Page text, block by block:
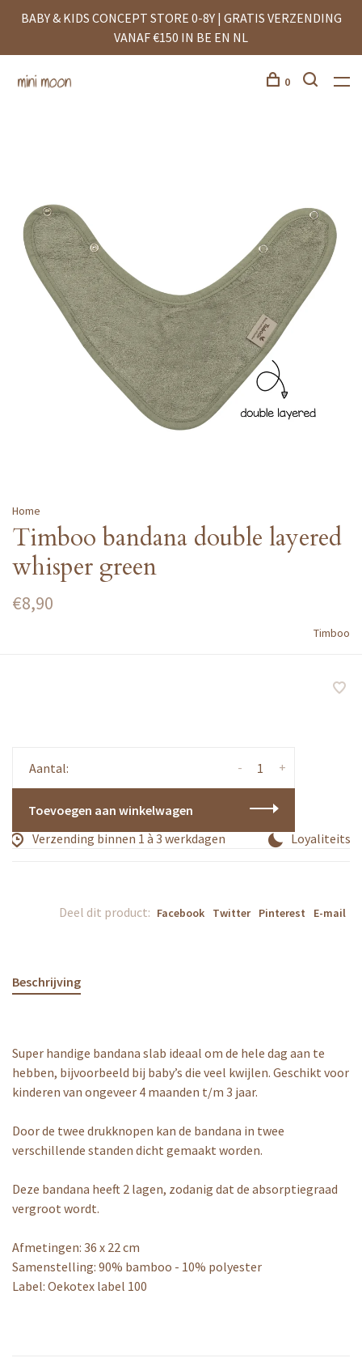
BABY & KIDS CONCEPT STORE 0-8Y | GRATIS VERZENDING
VANAF €150 IN BE EN NL
0
Home
Timboo bandana double layered
whisper green
€8,90
Timboo
Aantal: +
-
Toevoegen aan winkelwagen
Verzending binnen 1 à 3 werkdagen
Deel dit product: Facebook Twitter Pinterest E-mail
Beschrijving
Super handige bandana slab ideaal om de hele dag aan te
hebben, bijvoorbeeld bij baby’s die veel kwijlen. Geschikt voor
kinderen van ongeveer 4 maanden t/m 3 jaar.
Door de twee drukknopen kan de bandana in twee
verschillende standen dicht gemaakt worden.
Deze bandana heeft 2 lagen, zodanig dat de absorptiegraad
vergroot wordt.
Afmetingen: 36 x 22 cm
Samenstelling: 90% bamboo - 10% polyester
Label: Oekotex label 100